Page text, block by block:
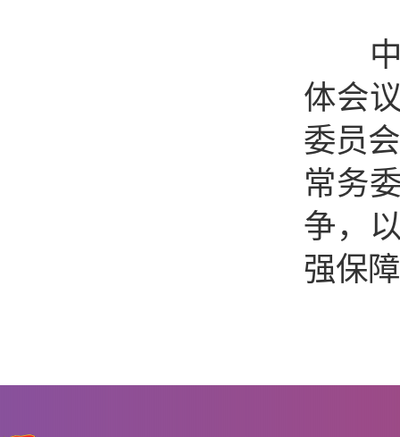
中
体会
委员
常务
争，
强保